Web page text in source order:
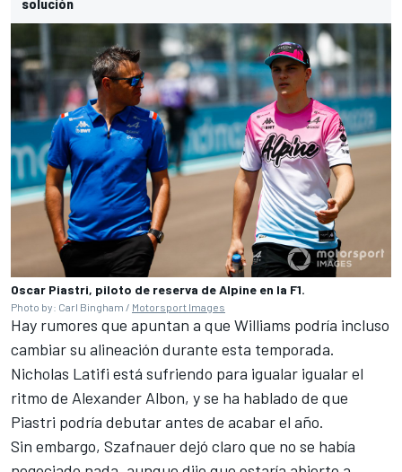
Oscar Piastri, piloto de reserva de Alpine en la F1.
Photo by: Carl Bingham / Motorsport Images
Hay rumores que apuntan a que Williams podría incluso
cambiar su alineación durante esta temporada.
Nicholas Latifi está sufriendo para igualar igualar el
ritmo de Alexander Albon, y se ha hablado de que
Piastri podría debutar antes de acabar el año.
Sin embargo, Szafnauer dejó claro que no se había